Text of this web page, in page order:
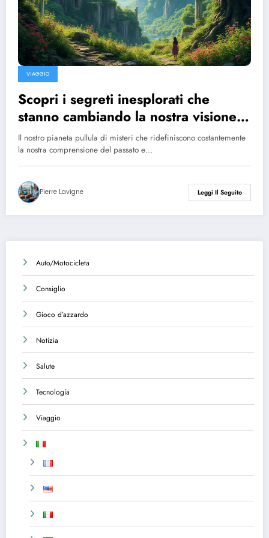
VIAGGIO
Scopri i segreti inesplorati che
stanno cambiando la nostra visione
del mondo!
Il nostro pianeta pullula di misteri che ridefiniscono costantemente
la nostra comprensione del passato e…
Pierre Lavigne Leggi Il Seguito
Auto/Motocicleta
Consiglio
Gioco d’azzardo
Notizia
Salute
Tecnología
Viaggio